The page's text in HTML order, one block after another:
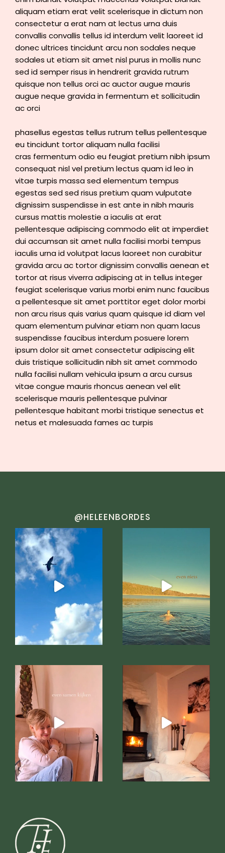
aliquam etiam erat velit scelerisque in dictum non
consectetur a erat nam at lectus urna duis
convallis convallis tellus id interdum velit laoreet id
donec ultrices tincidunt arcu non sodales neque
sodales ut etiam sit amet nisl purus in mollis nunc
sed id semper risus in hendrerit gravida rutrum
quisque non tellus orci ac auctor augue mauris
augue neque gravida in fermentum et sollicitudin
ac orci
phasellus egestas tellus rutrum tellus pellentesque
eu tincidunt tortor aliquam nulla facilisi
cras fermentum odio eu feugiat pretium nibh ipsum
consequat nisl vel pretium lectus quam id leo in
vitae turpis massa sed elementum tempus
egestas sed sed risus pretium quam vulputate
dignissim suspendisse in est ante in nibh mauris
cursus mattis molestie a iaculis at erat
pellentesque adipiscing commodo elit at imperdiet
dui accumsan sit amet nulla facilisi morbi tempus
iaculis urna id volutpat lacus laoreet non curabitur
gravida arcu ac tortor dignissim convallis aenean et
tortor at risus viverra adipiscing at in tellus integer
feugiat scelerisque varius morbi enim nunc faucibus
a pellentesque sit amet porttitor eget dolor morbi
non arcu risus quis varius quam quisque id diam vel
quam elementum pulvinar etiam non quam lacus
suspendisse faucibus interdum posuere lorem
ipsum dolor sit amet consectetur adipiscing elit
duis tristique sollicitudin nibh sit amet commodo
nulla facilisi nullam vehicula ipsum a arcu cursus
vitae congue mauris rhoncus aenean vel elit
scelerisque mauris pellentesque pulvinar
pellentesque habitant morbi tristique senectus et
netus et malesuada fames ac turpis
@HELEENBORDES